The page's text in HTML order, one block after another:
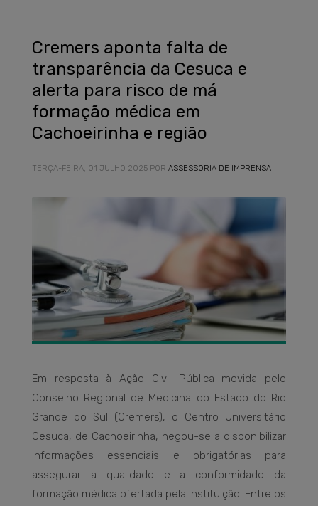
Cremers aponta falta de
transparência da Cesuca e
alerta para risco de má
formação médica em
Cachoeirinha e região
TERÇA-FEIRA, 01 JULHO 2025 POR ASSESSORIA DE IMPRENSA
Em resposta à Ação Civil Pública movida pelo
Conselho Regional de Medicina do Estado do Rio
Grande do Sul (Cremers), o Centro Universitário
Cesuca, de Cachoeirinha, negou-se a disponibilizar
informações essenciais e obrigatórias para
assegurar a qualidade e a conformidade da
formação médica ofertada pela instituição. Entre os